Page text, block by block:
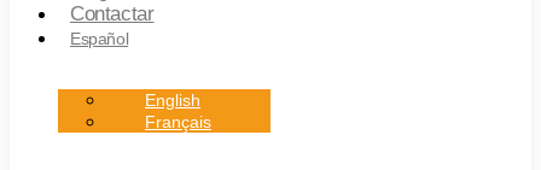
Contactar
Español
English
Français